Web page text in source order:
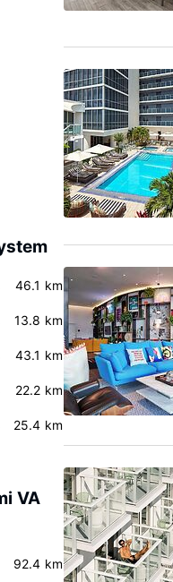
46.1 km
13.8 km
43.1 km
22.2 km
25.4 km
VA
92.4 km